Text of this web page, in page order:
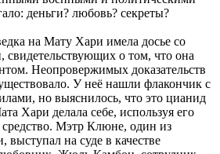
деньги? любовь? секреты?
на Мату Хари имела досье со
свидетельствующих о том, что она
Неопровержимых доказательств
У неё нашли флакончик с
но выяснилось, что это цианид
Хари делала себе, используя его
средство. Мэтр Клюне, один из
на суде в качестве